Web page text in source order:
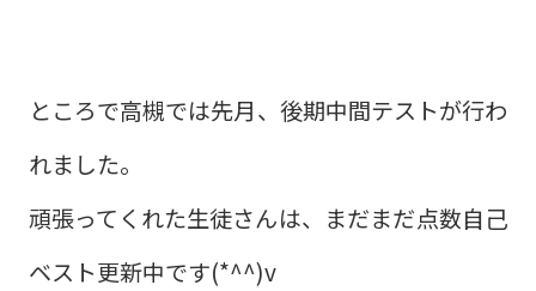
ところで高槻では先月、後期中間テストが行わ
れました。
頑張ってくれた生徒さんは、まだまだ点数自己
ベスト更新中です(*^^)v